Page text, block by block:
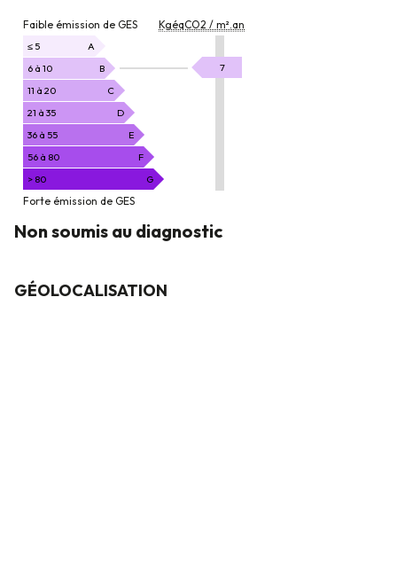
DE
GAZ
EFFET
DE
SERRE
Faible émission de GES KgéqCO2 / m².an
≤ 5
A
6 à 10
B
11 à 20
C
21 à 35
D
36 à 55
E
56 à 80
F
> 80
G
7KgéqCO2
Forte émission de GES
Non soumis au diagnostic
GÉOLOCALISATION